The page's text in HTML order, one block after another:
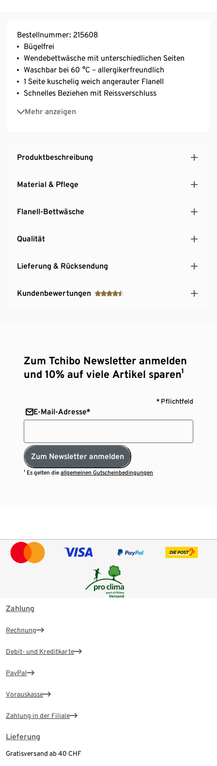
Bestellnummer: 215608
Bügelfrei
Wendebettwäsche mit unterschiedlichen Seiten
Waschbar bei 60 °C – allergikerfreundlich
1 Seite kuschelig weich angerauter Flanell
Schnelles Beziehen mit Reissverschluss
Mehr anzeigen
Schnelltrocknend
Mit recyceltem Material
Produktbeschreibung
Material & Pflege
Flanell-Bettwäsche
Qualität
Lieferung & Rücksendung
Kundenbewertungen
Zum Tchibo Newsletter anmelden
und 10% auf viele Artikel sparen¹
* Pflichtfeld
E-Mail-Adresse*
Zum Newsletter anmelden
¹ Es gelten dieallgemeinen Gutscheinbedingungen
Zahlung
Rechnung
Debit- und Kreditkarte
PayPal
Vorauskasse
Zahlung in der Filiale
Lieferung
Gratisversand ab 40 CHF